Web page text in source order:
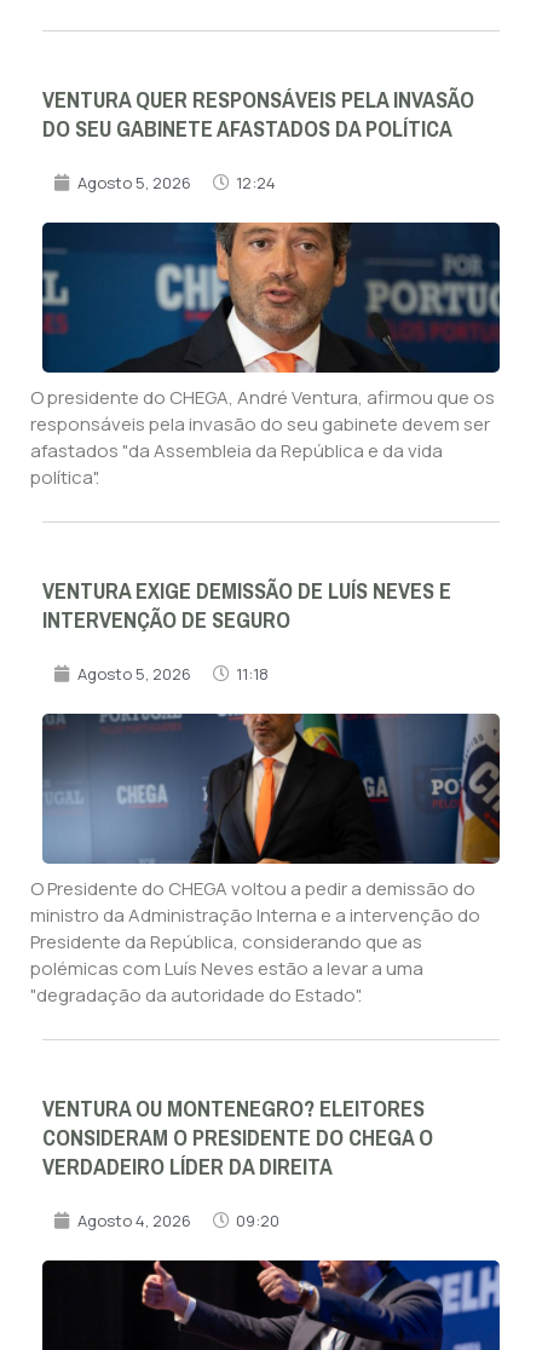
VENTURA QUER RESPONSÁVEIS PELA INVASÃO
DO SEU GABINETE AFASTADOS DA POLÍTICA
Agosto 5, 2026 12:24
O presidente do CHEGA, André Ventura, afirmou que os
responsáveis pela invasão do seu gabinete devem ser
afastados "da Assembleia da República e da vida
política".
VENTURA EXIGE DEMISSÃO DE LUÍS NEVES E
INTERVENÇÃO DE SEGURO
Agosto 5, 2026 11:18
O Presidente do CHEGA voltou a pedir a demissão do
ministro da Administração Interna e a intervenção do
Presidente da República, considerando que as
polémicas com Luís Neves estão a levar a uma
"degradação da autoridade do Estado".
VENTURA OU MONTENEGRO? ELEITORES
CONSIDERAM O PRESIDENTE DO CHEGA O
VERDADEIRO LÍDER DA DIREITA
Agosto 4, 2026 09:20